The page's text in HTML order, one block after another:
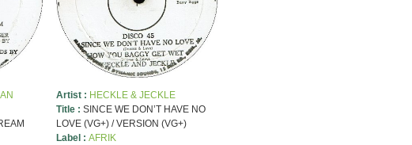
Artist : HECKLE & JECKLE
Title : SINCE WE DON’T HAVE NO
LOVE (VG+) / VERSION (VG+)
Label : AFRIK